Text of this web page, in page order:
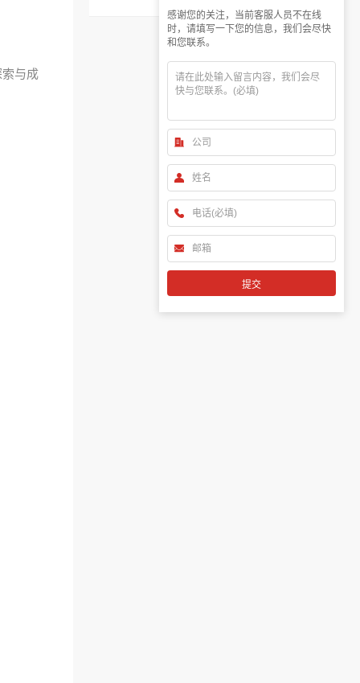
与成
请您留言
感谢您的关注，当前客服人员不在线
时，请填写一下您的信息，我们会尽快
和您联系。